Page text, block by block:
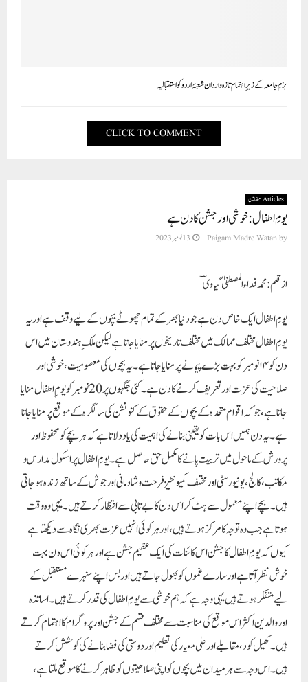
بزمِ جامعہ کے زیرِ اہتمام تازہ واردان شعبۂ اردو کو استقبالیہ
CLICK TO COMMENT
Articles مضامین
یومِ اطفال: خوشی اور جشن کا دن ہے
by
Paigam Madre Watan 13 نومبر 2023
از قلم: محمد فداء المصطفیٰ گیاوی ؔ
یومِ اطفال ایک خاص دن ہے جو دنیا بھر کے تمام چھوٹے بچوں کے لیے وقف ہے اور یہ
یومِ اطفال مختلف ممالک میں مختلف تاریخوں پر منایا جاتا ہے لیکن ملکِ ہندوستا ن میں اس
دن کو ۱۴ نومبر کوبہت بڑے پیمانے پر منایا جاتا ہے ۔یہ بچوں کی معصومیت، خوشی اور
صلاحیت کی عزت اور تعریف کرنے کا دن ہے۔کئی جگہوں پر 20 نومبر کو یوم ِاطفال منایا
جاتا ہے، جو کہ اقوام متحدہ کے بچوں کے حقوق کے کنونشن کی سالگرہ کے موقع پر منایا جاتا
ہے۔ یہ دن ہمیں اس بات کو یقینی بنانے کی اہمیت کی یاد دلاتا ہے کہ ہر بچے کو محفوظ اور
پرورش کے ماحول میں تربیت پانے کا مکمل حق حاصل ہے۔یومِ اطفال پر اسکول مدارس و
مکاتب ،کالج، یونیورسٹی اورمختلف کمیونٹیز فرحت و شادمانی اور جوش کے ساتھ زندہ ہوجاتی
ہیں۔ بچے اپنے معمول سے ہٹ کر اس دن کا بے تابی سے انتظار کرتے ہیں۔ یہی وہ وقت
ہوتا ہے جب وہ توجہ کا مرکز ہوتے ہیں، اور ہر کوئی انہیں عزت بھری نگاہ سے دیکھتا ہے
کیوں کہ یومِ اطفال کا جشن اس کائنات کی ایک عظیم جشن ہے او رہر کوئی اس دن بہت
خوش نظر آتا ہے اور سارے غموں کو بھول جاتے ہیں او ربس اپنے سنہرے مستقبل کے
لیے متفکر ہوتے ہیں یہی وجہ ہے کہ ہم خوشی سے یومِ اطفا ل کی قدر کرتے ہیں ۔اساتذہ
اور والدین اکثر اس موقع کی مناسبت سے مختلف قسم کے جشن اور پروگرام کا اہتمام کرتے
ہیں۔ کھیل کود، مقابلے اور علی معیار کی تعلیم اور دوستی کی فضا بنانے کی کوشش کرتے
ہیں۔ اس وجہ سے ہر میدان میں بچوں کو اپنی صلاحیتوں کو ظاہر کرنے کا موقع ملتا ہے،